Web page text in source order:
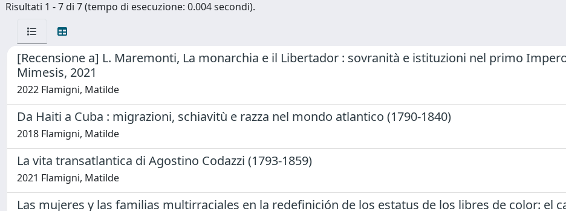
Risultati 1 - 7 di 7 (tempo di esecuzione: 0.004 secondi).
[Recensione a] L. Maremonti, La monarchia e il Libertador : sovranità e istituzioni nel primo
Mimesis, 2021
2022 Flamigni, Matilde
Da Haiti a Cuba : migrazioni, schiavitù e razza nel mondo atlantico (1790-1840)
2018 Flamigni, Matilde
La vita transatlantica di Agostino Codazzi (1793-1859)
2021 Flamigni, Matilde
Las mujeres y las familias multirraciales en la redefinición de los estatus de los libres de color: el